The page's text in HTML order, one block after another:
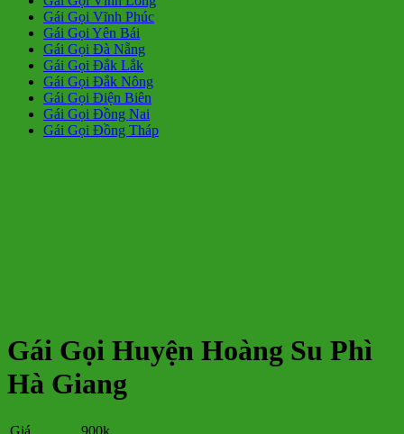
Gái Gọi Vĩnh Phúc
Gái Gọi Yên Bái
Gái Gọi Đà Nẵng
Gái Gọi Đắk Lắk
Gái Gọi Đắk Nông
Gái Gọi Điện Biên
Gái Gọi Đồng Nai
Gái Gọi Đồng Tháp
Gái Gọi Huyện Hoàng Su Phì
Hà Giang
Giá
900k